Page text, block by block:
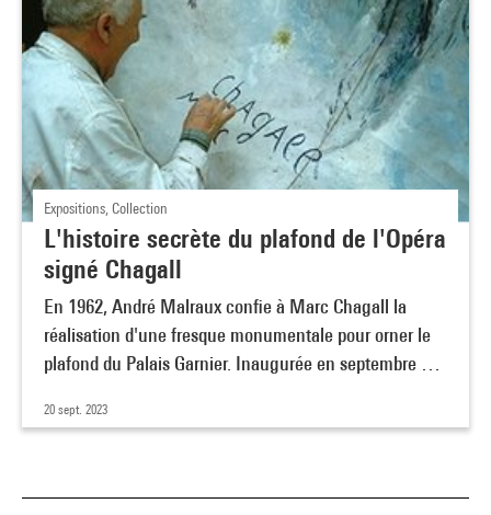
Expositions, Collection
L'histoire secrète du plafond de l'Opéra
signé Chagall
En 1962, André Malraux confie à Marc Chagall la
réalisation d'une fresque monumentale pour orner le
plafond du Palais Garnier. Inaugurée en septembre …
20 sept. 2023